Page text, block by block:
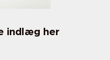
indlæg her